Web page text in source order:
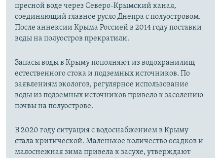
пресной воде через Северо-Крымский канал,
соединяющий главное русло Днепра с полуостровом.
После аннексии Крыма Россией в 2014 году поставки
воды на полуостров прекратили.
Запасы воды в Крыму пополняют из водохранилищ
естественного стока и подземных источников. По
заявлениям экологов, регулярное использование
воды из подземных источников привело к засолению
почвы на полуострове.
В 2020 году ситуация с водоснабжением в Крыму
стала критической. Маленькое количество осадков и
малоснежная зима привела к засухе, утверждают